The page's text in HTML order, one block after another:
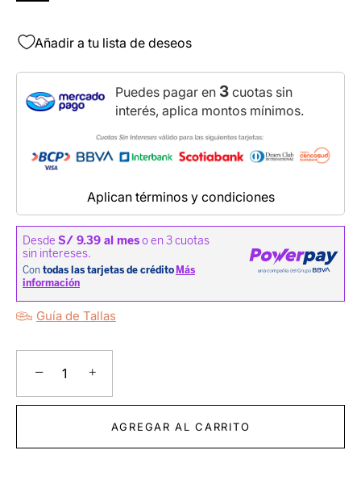
Añadir a tu lista de deseos
Puedes pagar en 3 cuotas sin
interés, aplica montos mínimos.
Aplican términos y condiciones
Guía de Tallas
− +
AGREGAR AL CARRITO